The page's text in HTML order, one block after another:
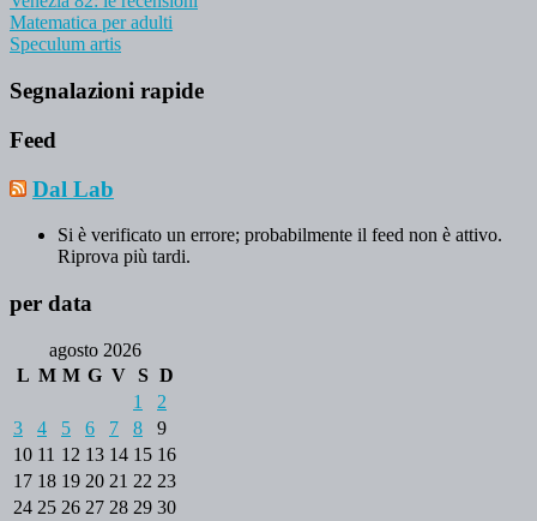
Matematica per adulti
Speculum artis
Segnalazioni rapide
Feed
Dal Lab
Si è verificato un errore; probabilmente il feed non è attivo.
Riprova più tardi.
per data
agosto 2026
L M M G V S D
1
2
3
4 5 6 7 8
9
10 11 12 13 14 15 16
17 18 19 20 21 22 23
24 25 26 27 28 29 30